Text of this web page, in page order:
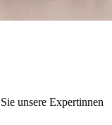
unsere Expertinnen